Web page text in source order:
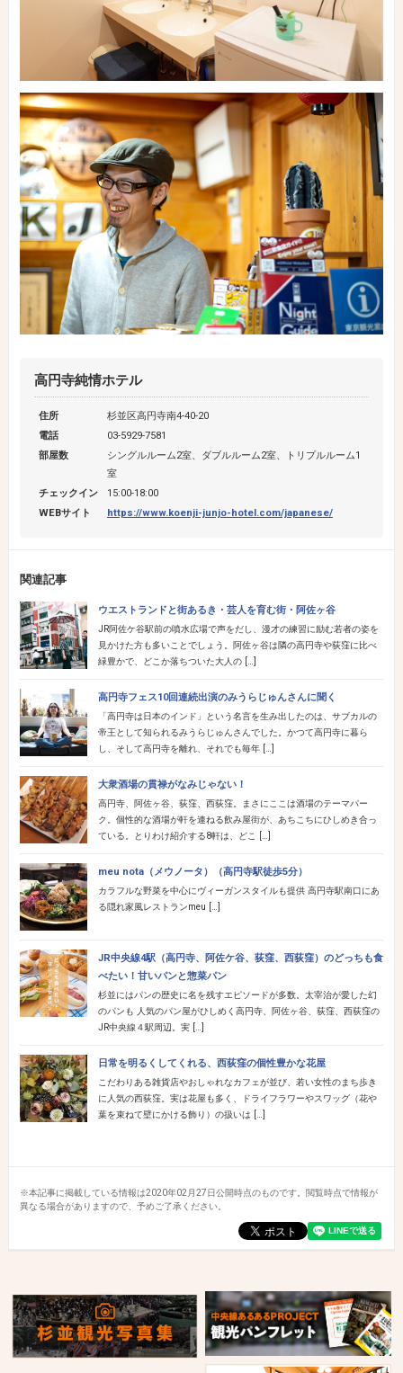
高円寺純情ホテル
住所
杉並区高円寺南4-40-20
電話
03-5929-7581
部屋数
シングルルーム2室、ダブルルーム2室、トリプルルーム1
室
チェックイン
15:00-18:00
WEBサイト
https://www.koenji-junjo-hotel.com/japanese/
関連記事
ウエストランドと街あるき・芸人を育む街・阿佐ヶ谷
JR阿佐ケ谷駅前の噴水広場で声をだし、漫才の練習に励む若者の姿を
見かけた方も多いことでしょう。阿佐ヶ谷は隣の高円寺や荻窪に比べ
緑豊かで、どこか落ちついた大人の […]
高円寺フェス10回連続出演のみうらじゅんさんに聞く
「高円寺は日本のインド」という名言を生み出したのは、サブカルの
帝王として知られるみうらじゅんさんでした。かつて高円寺に暮ら
し、そして高円寺を離れ、それでも毎年 […]
大衆酒場の貫禄がなみじゃない！
高円寺、阿佐ヶ谷、荻窪、西荻窪。まさにここは酒場のテーマパー
ク。個性的な酒場が軒を連ねる飲み屋街が、あちこちにひしめき合っ
ている。とりわけ紹介する8軒は、どこ […]
meu nota（メウノータ）（高円寺駅徒歩5分）
カラフルな野菜を中心にヴィーガンスタイルも提供 高円寺駅南口にあ
る隠れ家風レストランmeu […]
JR中央線4駅（高円寺、阿佐ケ谷、荻窪、西荻窪）のどっちも食
べたい！甘いパンと惣菜パン
杉並にはパンの歴史に名を残すエピソードが多数。太宰治が愛した幻
のパンも 人気のパン屋がひしめく高円寺、阿佐ヶ谷、荻窪、西荻窪の
JR中央線４駅周辺。実 […]
日常を明るくしてくれる、西荻窪の個性豊かな花屋
こだわりある雑貨店やおしゃれなカフェが並び、若い女性のまち歩き
に人気の西荻窪。実は花屋も多く、ドライフラワーやスワッグ（花や
葉を束ねて壁にかける飾り）の扱いは […]
※本記事に掲載している情報は2020年02月27日公開時点のものです。閲覧時点で情報が
異なる場合がありますので、予めご了承ください。